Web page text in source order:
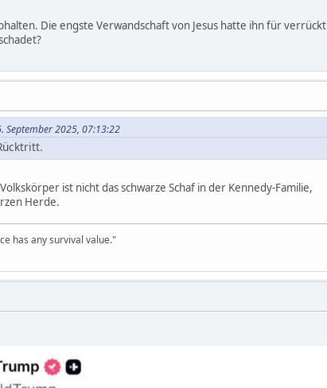
Die engste Verwandschaft von Jesus hatte ihn für
September 2025, 07:13:22
ist nicht das schwarze Schaf in der Kennedy-Familie,
Herde.
has any survival value."